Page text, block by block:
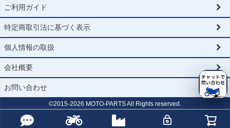
ご利用ガイド
特定商取引法に基づく表示
個人情報の取扱
会社概要
お問い合わせ
©2015-2026 MOTO-PARTS All Rights reserved.